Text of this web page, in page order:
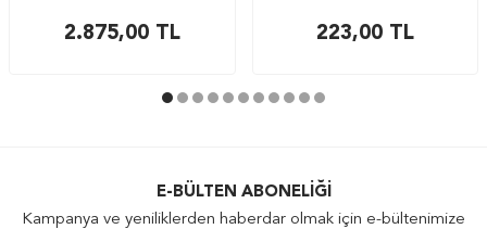
2.875,00TL 223,00TL
E-BÜLTEN ABONELIĞI
Kampanya ve yeniliklerden haberdar olmak için e-bültenimize